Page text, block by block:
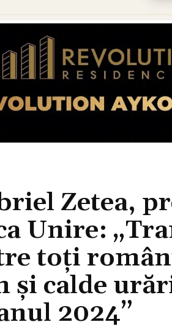
Zetea,
Unire:
toți
și calde
2024”